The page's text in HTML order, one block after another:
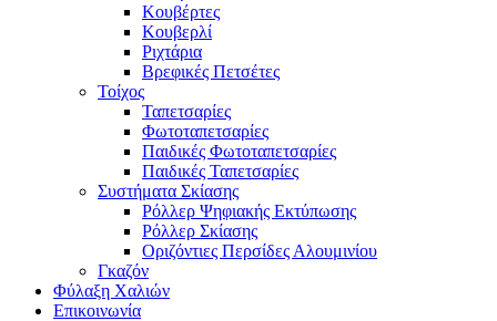
Κουβέρτες
Κουβερλί
Ριχτάρια
Βρεφικές Πετσέτες
Τοίχος
Ταπετσαρίες
Φωτοταπετσαρίες
Παιδικές Φωτοταπετσαρίες
Παιδικές Ταπετσαρίες
Συστήματα Σκίασης
Ρόλλερ Ψηφιακής Εκτύπωσης
Ρόλλερ Σκίασης
Οριζόντιες Περσίδες Αλουμινίου
Γκαζόν
Φύλαξη Χαλιών
Επικοινωνία